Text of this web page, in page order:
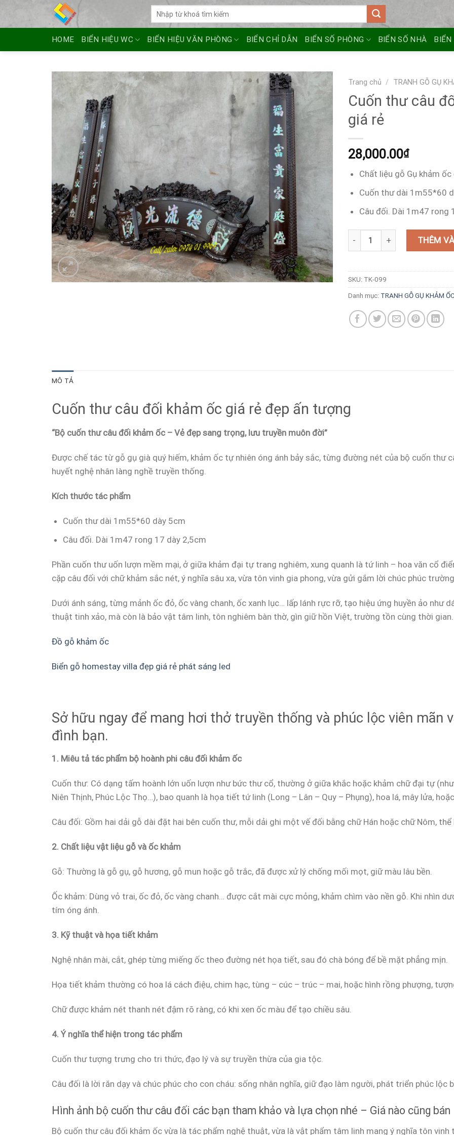
HOME BIỂN HIỆU WC BIỂN HIỆU VĂN PHÒNG BIỂN CHỈ DẪN BIỂN SỐ PHÒNG BIỂN SỐ NHÀ BIỂN
Trang chủ / TRANH GỖ GỤ
Cuốn thư câu
giá rẻ
28,000.00₫
Chất liệu gỗ Gụ khảm ốc
Cuốn thư dài 1m55*60
Câu đối. Dài 1m47 rong
Cuốn thư câu đối khảm ốc giá
THÊM
SKU: TK-099
Danh mục: TRANH GỖ GỤ KHẢM ỐC
MÔ TẢ
Cuốn thư câu đối khảm ốc giá rẻ đẹp ấn tượng
“Bộ cuốn thư câu đối khảm ốc – Vẻ đẹp sang trọng, lưu truyền muôn đời”
Được chế tác từ gỗ gụ già quý hiếm, khảm ốc tự nhiên óng ánh bảy sắc, từng đường nét của bộ cuốn thư
huyết nghệ nhân làng nghề truyền thống.
Kích thước tác phẩm
Cuốn thư dài 1m55*60 dày 5cm
Câu đối. Dài 1m47 rong 17 dày 2,5cm
Phần cuốn thư uốn lượn mềm mại, ở giữa khảm đại tự trang nghiêm, xung quanh là tứ linh – hoa văn cổ
cặp câu đối với chữ khảm sắc nét, ý nghĩa sâu xa, vừa tôn vinh gia phong, vừa gửi gắm lời chúc phúc
Dưới ánh sáng, từng mảnh ốc đỏ, ốc vàng chanh, ốc xanh lục… lấp lánh rực rỡ, tạo hiệu ứng huyền ảo như
thuật tinh xảo, mà còn là bảo vật tâm linh, tôn nghiêm bàn thờ, gìn giữ hồn Việt, trường tồn cùng thời gian.
Đồ gỗ khảm ốc
Biển gỗ homestay villa đẹp giá rẻ phát sáng led
Sở hữu ngay để mang hơi thở truyền thống và phúc lộc viên mãn
đình bạn.
1. Miêu tả tác phẩm bộ hoành phi câu đối khảm ốc
Cuốn thư: Có dạng tấm hoành lớn uốn lượn như bức thư cổ, thường ở giữa khắc hoặc khảm chữ đại tự
Niên Thịnh, Phúc Lộc Thọ…), bao quanh là họa tiết tứ linh (Long – Lân – Quy – Phụng), hoa lá, mây lửa,
Câu đối: Gồm hai dải gỗ dài đặt hai bên cuốn thư, mỗi dải ghi một vế đối bằng chữ Hán hoặc chữ Nôm, thể
2. Chất liệu vật liệu gỗ và ốc khảm
Gỗ: Thường là gỗ gụ, gỗ hương, gỗ mun hoặc gỗ trắc, đã được xử lý chống mối mọt, giữ màu lâu bền.
Ốc khảm: Dùng vỏ trai, ốc đỏ, ốc vàng chanh… được cắt mài cực mỏng, khảm chìm vào nền gỗ. Khi nhìn
tím óng ánh.
3. Kỹ thuật và họa tiết khảm
Nghệ nhân mài, cắt, ghép từng miếng ốc theo đường nét họa tiết, sau đó chà bóng để bề mặt phẳng mịn.
Họa tiết khảm thường có hoa lá cách điệu, chim hạc, tùng – cúc – trúc – mai, hoặc hình rồng phượng,
Chữ được khảm nét thanh nét đậm rõ ràng, có khi xen ốc màu để tạo chiều sâu.
4. Ý nghĩa thể hiện trong tác phẩm
Cuốn thư tượng trưng cho tri thức, đạo lý và sự truyền thừa của gia tộc.
Câu đối là lời răn dạy và chúc phúc cho con cháu: sống nhân nghĩa, giữ đạo làm người, phát triển phúc lộc
Hình ảnh bộ cuốn thư câu đối các bạn tham khảo và lựa chọn nhé – Giá nào cũng bán
Bộ cuốn thư câu đối khảm ốc vừa là tác phẩm nghệ thuật, vừa là vật phẩm tâm linh mang ý nghĩa tôn